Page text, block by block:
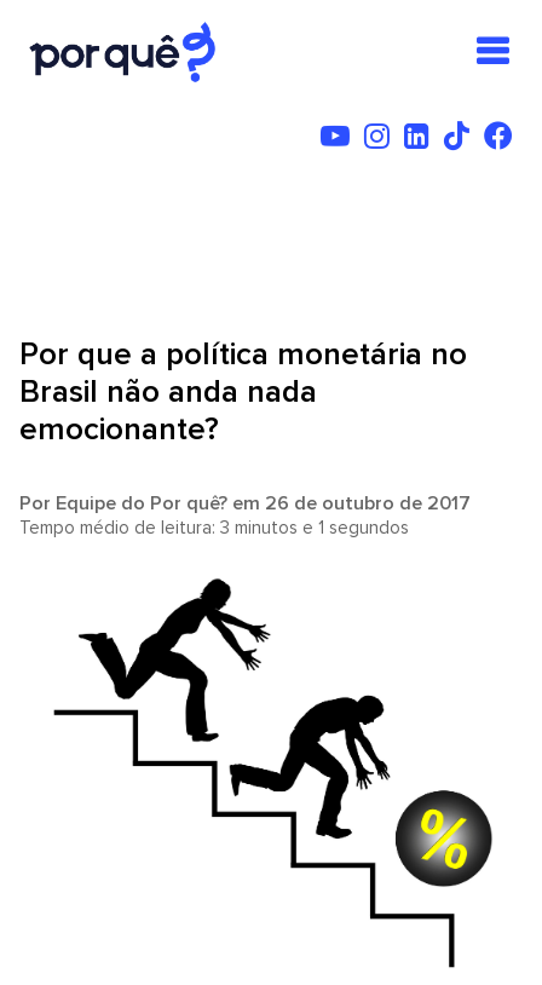
Por que a política monetária no
Brasil não anda nada
emocionante?
Por Equipe do Por quê? em 26 de outubro de 2017
Tempo médio de leitura: 3 minutos e 1 segundos